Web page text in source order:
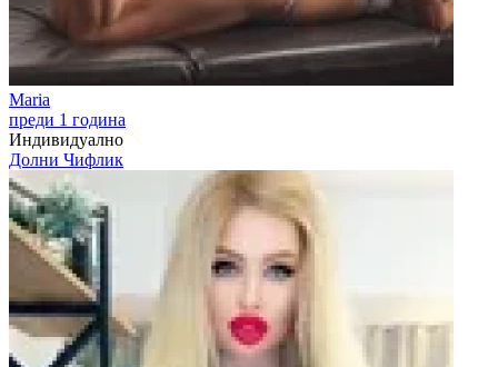
Maria
преди 1 година
Индивидуално
Долни Чифлик